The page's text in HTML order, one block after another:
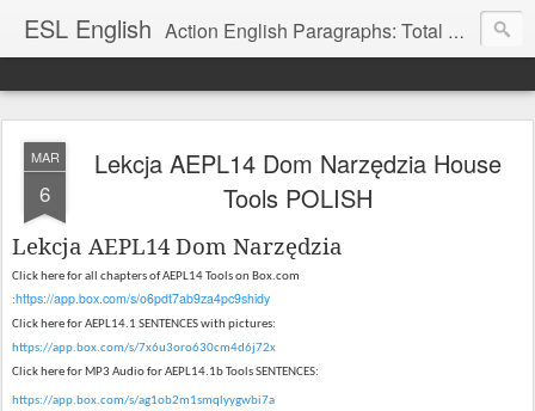
ESL English Action English Paragraphs: Total Physical Response (TPR) Paragraphs for the High School and Adult Language Student
MAR
6
Lekcja AEPL14 Dom Narzędzia House
Tools POLISH
Lekcja AEPL14Dom Narzędzia
Click here forall chapters of AEPL14 Tools on Box.com
:https://app.box.com/s/o6pdt7ab9za4pc9shidy
Click here for AEPL14.1 SENTENCES with pictures:
https://app.box.com/s/7x6u3oro630cm4d6j72x
Click here for MP3 Audio for AEPL14.1b Tools SENTENCES:
https://app.box.com/s/ag1ob2m1smqlyygwbi7a